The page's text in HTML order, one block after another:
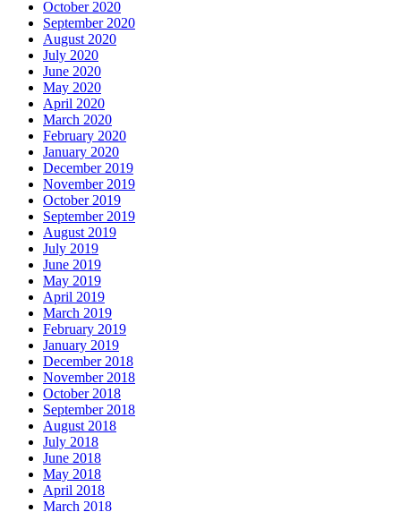
October 2020
September 2020
August 2020
July 2020
June 2020
May 2020
April 2020
March 2020
February 2020
January 2020
December 2019
November 2019
October 2019
September 2019
August 2019
July 2019
June 2019
May 2019
April 2019
March 2019
February 2019
January 2019
December 2018
November 2018
October 2018
September 2018
August 2018
July 2018
June 2018
May 2018
April 2018
March 2018